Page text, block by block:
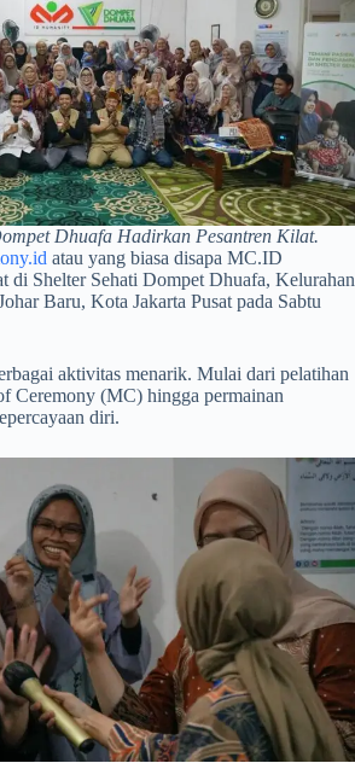
Dhuafa Hadirkan Pesantren Kilat.
atau yang biasa disapa MC.ID
di Shelter Sehati Dompet Dhuafa, Kelurahan
Baru, Kota Jakarta Pusat pada Sabtu
aktivitas menarik. Mulai dari pelatihan
Ceremony (MC) hingga permainan
diri.